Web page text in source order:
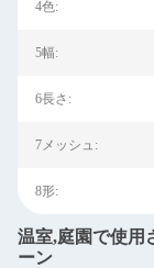
4色:
5幅:
6長さ:
7メッシュ:
8形:
温室,庭園で使用
ーン